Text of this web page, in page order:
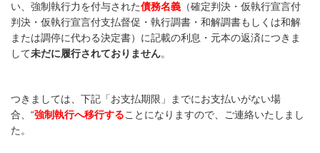
い、強制執行力を付与された債務名義 （確定判決・仮執行宣言付
判決・仮執行宣言付支払督促・執行調書・和解調書もしくは和解
または調停に代わる決定書）に記載の利息・元本の返済につきま
して未だに履行されておりません。
つきましては、下記「お支払期限」までにお支払いがない場
合、“強制執行へ移行することになりますので、ご連絡いたしまし
た。